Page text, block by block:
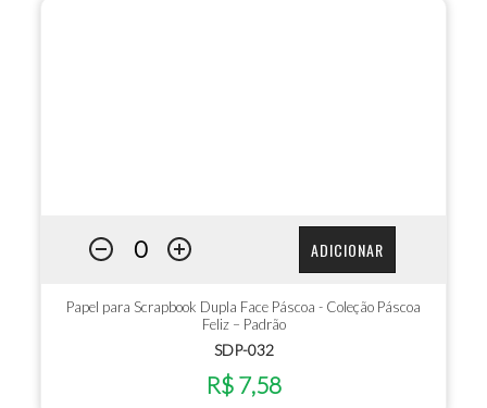
ADICIONAR
Papel para Scrapbook Dupla Face Páscoa - Coleção Páscoa
Feliz – Padrão
SDP-032
R$ 7,58